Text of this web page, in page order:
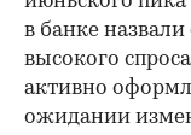
в банке
высокого
активно
ожидании